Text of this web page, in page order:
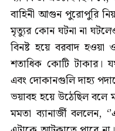
বাহিনী আগুন পুরোপুরি
মৃত্যুর কোন ঘটনা না
বিনষ্ট হয়ে বরবাদ হওয়া
শতাধিক কোটি টাকার।
এবং দোকানগুলি দাহ্য
ভয়াবহ হয়ে উঠেছিল বলে
মমতা ব্যানার্জী বললেন,